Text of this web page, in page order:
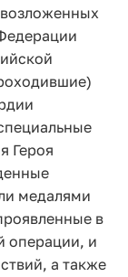
Героя
медалями
в
операции, и
а также